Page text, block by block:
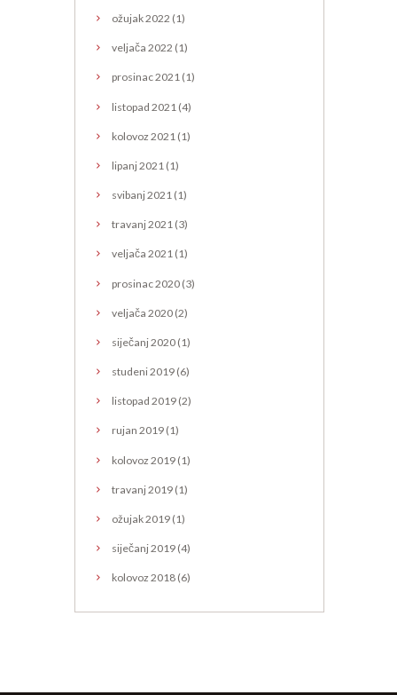
ožujak2022 (1)
veljača 2022 (1)
prosinac2021(1)
listopad 2021 (4)
kolovoz 2021 (1)
lipanj2021 (1)
svibanj2021(1)
travanj2021(3)
veljača 2021(1)
prosinac2020(3)
veljača 2020(2)
siječanj2020(1)
studeni2019(6)
listopad 2019(2)
rujan 2019(1)
kolovoz 2019(1)
travanj2019(1)
ožujak2019(1)
siječanj2019(4)
kolovoz 2018(6)